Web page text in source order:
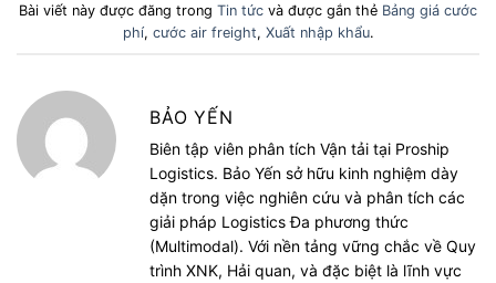
Bài viết này được đăng trong Tin tức và được gắn thẻ Bảng giá cước
phí, cước air freight, Xuất nhập khẩu.
BẢO YẾN
Biên tập viên phân tích Vận tải tại Proship
Logistics. Bảo Yến sở hữu kinh nghiệm dày
dặn trong việc nghiên cứu và phân tích các
giải pháp Logistics Đa phương thức
(Multimodal). Với nền tảng vững chắc về Quy
trình XNK, Hải quan, và đặc biệt là lĩnh vực